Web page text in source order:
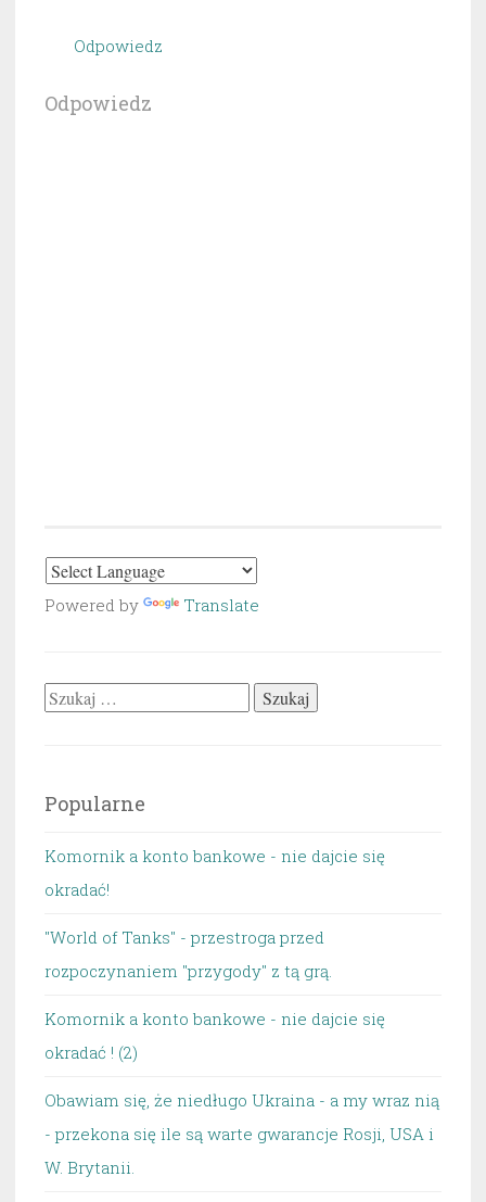
Odpowiedz
Odpowiedz
Powered by Translate
Szukaj:
Popularne
Komornik a konto bankowe - nie dajcie się
okradać!
"World of Tanks" - przestroga przed
rozpoczynaniem "przygody" z tą grą.
Komornik a konto bankowe - nie dajcie się
okradać ! (2)
Obawiam się, że niedługo Ukraina - a my wraz nią
- przekona się ile są warte gwarancje Rosji, USA i
W. Brytanii.